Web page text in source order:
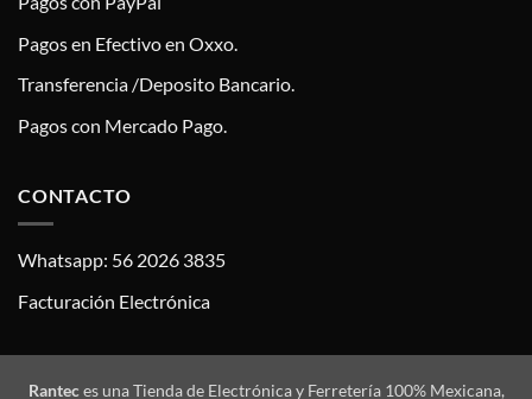
Pagos en Efectivo en Oxxo.
Transferencia /Deposito Bancario.
Pagos con Mercado Pago.
CONTACTO
Whatsapp: 56 2026 3835
Facturación Electrónica
Ranteces una Tienda de Electrónica y Ferretería 100% Mexicana,